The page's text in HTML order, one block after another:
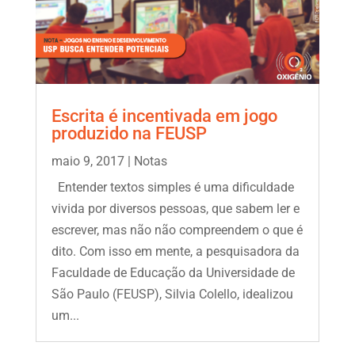
Escrita é incentivada em jogo
produzido na FEUSP
maio 9, 2017|
Notas
Entender textos simples é uma dificuldade
vivida por diversos pessoas, que sabem ler e
escrever, mas não não compreendem o que é
dito. Com isso em mente, a pesquisadora da
Faculdade de Educação da Universidade de
São Paulo (FEUSP), Silvia Colello, idealizou
um...